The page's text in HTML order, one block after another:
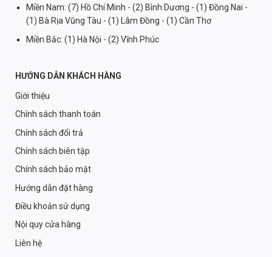
Miền Nam: (7) Hồ Chí Minh - (2) Bình Dương - (1) Đồng Nai -
(1) Bà Rịa Vũng Tàu - (1) Lâm Đồng - (1) Cần Thơ
Miền Bắc: (1) Hà Nội - (2) Vĩnh Phúc
HƯỚNG DẪN KHÁCH HÀNG
Giới thiệu
Chính sách thanh toán
Chính sách đổi trả
Chính sách biên tập
Chính sách bảo mật
Hướng dẫn đặt hàng
Điều khoản sử dụng
Nội quy cửa hàng
Liên hệ